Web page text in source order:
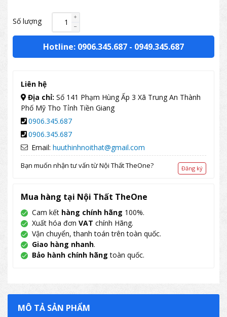
Số lượng
Hotline: 0906.345.687 - 0949.345.687
Liên hệ
Địa chỉ: Số 141 Phạm Hùng Ấp 3 Xã Trung An Thành
Phố Mỹ Tho Tỉnh Tiền Giang
0906.345.687
0906.345.687
Email: huuthinhnoithat@gmail.com
Bạn muốn nhận tư vấn từ Nội Thất TheOne? Đăng ký
Mua hàng tại Nội Thất TheOne
Cam kết hàng chính hãng 100%.
Xuất hóa đơn VAT chính Hãng.
Vận chuyển, thanh toán trên toàn quốc.
Giao hàng nhanh.
Bảo hành chính hãng toàn quốc.
MÔ TẢ SẢN PHẨM